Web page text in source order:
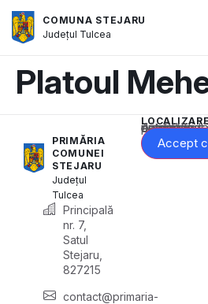
COMUNA STEJARU
Județul Tulcea
Platoul
PRIMĂRIA
COMUNEI
STEJARU
Județul
Tulcea
Principală
nr. 7,
Satul
Stejaru,
827215
contact@primaria-
Acest conținut este blocat până când acceptați categoria corespunzătoare de cookie-uri.
Accept